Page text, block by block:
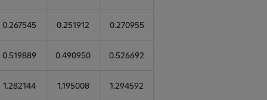
0.267545 0.251912 0.270955
0.519889 0.490950 0.526692
1.282144 1.195008 1.294592